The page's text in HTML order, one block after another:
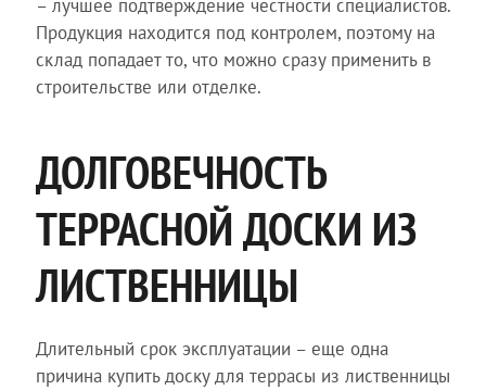
– лучшее подтверждение честности специалистов.
Продукция находится под контролем, поэтому на
склад попадает то, что можно сразу применить в
строительстве или отделке.
ДОЛГОВЕЧНОСТЬ
ТЕРРАСНОЙ ДОСКИ ИЗ
ЛИСТВЕННИЦЫ
Длительный срок эксплуатации – еще одна
причина купить доску для террасы из лиственницы